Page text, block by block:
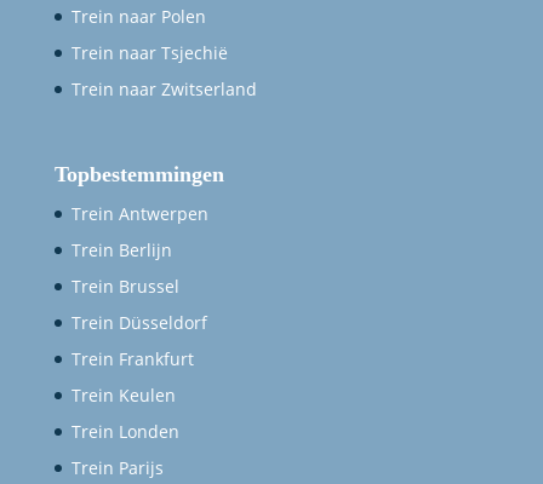
Trein naar Polen
Trein naar Tsjechië
Trein naar Zwitserland
Topbestemmingen
Trein Antwerpen
Trein Berlijn
Trein Brussel
Trein Düsseldorf
Trein Frankfurt
Trein Keulen
Trein Londen
Trein Parijs